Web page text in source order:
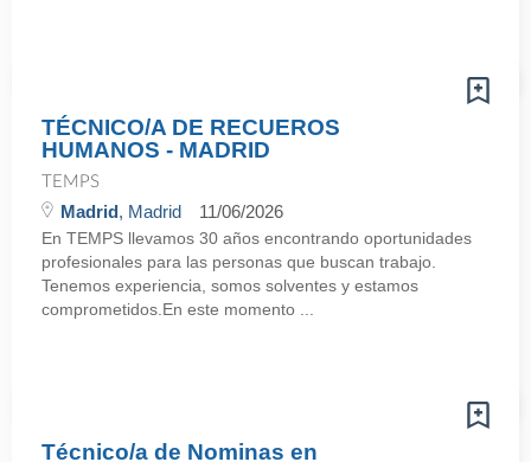
TÉCNICO/A DE RECUEROS
HUMANOS - MADRID
TEMPS
Madrid, Madrid 11/06/2026
En TEMPS llevamos 30 años encontrando oportunidades
profesionales para las personas que buscan trabajo.
Tenemos experiencia, somos solventes y estamos
comprometidos.En este momento ...
Técnico/a de Nominas en